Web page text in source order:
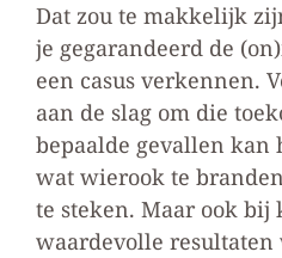
Dat zou te makkelijk
je gegarandeerd de
een casus verkennen.
aan de slag om die
bepaalde gevallen kan
wat wierook te
te steken. Maar ook
waardevolle resultaten